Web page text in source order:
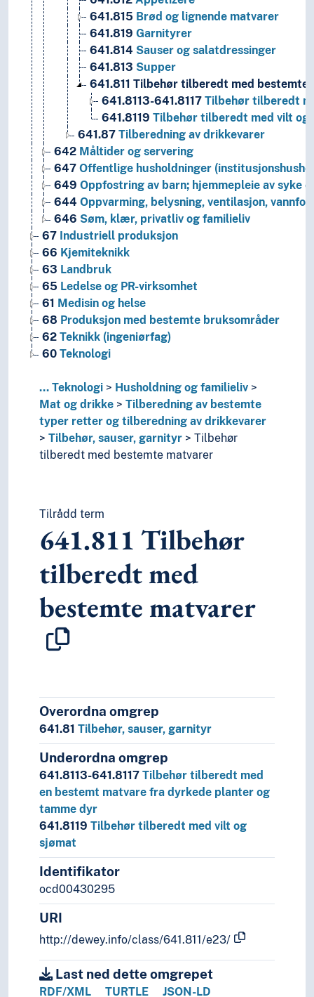
641.815 Brød og lignende matvarer
641.819 Garnityrer
641.814 Sauser og salatdressinger
641.813 Supper
641.811 Tilbehør tilberedt med bestemte
641.8113-641.8117 Tilbehør tilberedt
641.8119 Tilbehør tilberedt med vilt og
641.87 Tilberedning av drikkevarer
642 Måltider og servering
647 Offentlige husholdninger
649 Oppfostring av barn; hjemmepleie av syke
644 Oppvarming, belysning, ventilasjon,
646 Søm, klær, privatliv og familieliv
67 Industriell produksjon
66 Kjemiteknikk
63 Landbruk
65 Ledelse og PR-virksomhet
61 Medisin og helse
68 Produksjon med bestemte bruksområder
62 Teknikk (ingeniørfag)
60 Teknologi
... Teknologi
Husholdning og familieliv
Mat og drikke
Tilberedning av bestemte
typer retter og tilberedning av drikkevarer
Tilbehør, sauser, garnityr
Tilbehør
tilberedt med bestemte matvarer
Tilrådd term
641.811 Tilbehør
tilberedt med
bestemte matvarer
Overordna omgrep
641.81 Tilbehør, sauser, garnityr
Underordna omgrep
641.8113-641.8117 Tilbehør tilberedt med
en bestemt matvare fra dyrkede planter og
tamme dyr
641.8119 Tilbehør tilberedt med vilt og
sjømat
Identifikator
ocd00430295
URI
http://dewey.info/class/641.811/e23/
Last ned dette omgrepet
RDF/XML TURTLE JSON-LD